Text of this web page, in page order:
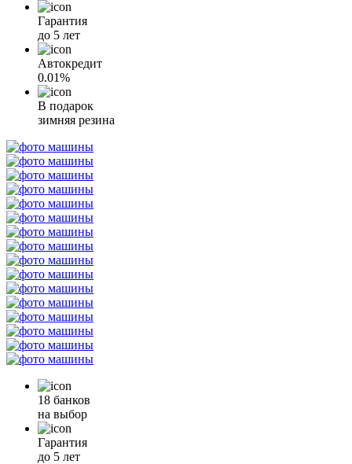
Гарантия
до 5 лет
Автокредит
0.01%
В подарок
зимняя резина
18 банков
на выбор
Гарантия
до 5 лет